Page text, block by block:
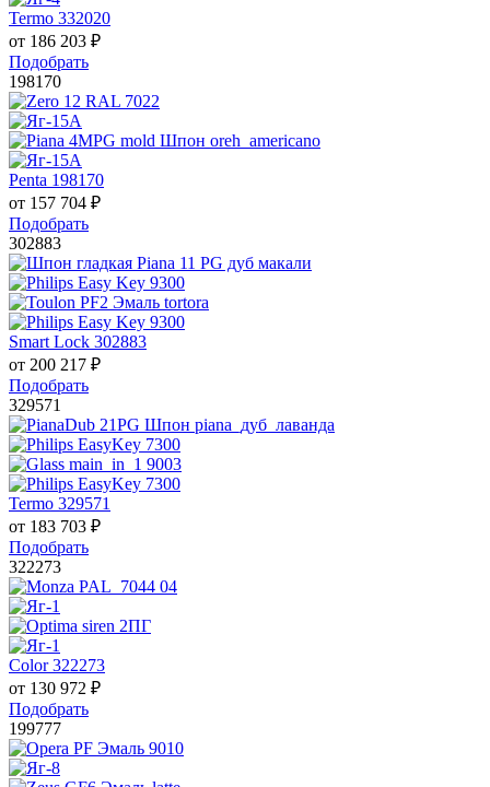
Termo 332020
от 186 203 ₽
Подобрать
198170
Penta 198170
от 157 704 ₽
Подобрать
302883
Smart Lock 302883
от 200 217 ₽
Подобрать
329571
Termo 329571
от 183 703 ₽
Подобрать
322273
Color 322273
от 130 972 ₽
Подобрать
199777